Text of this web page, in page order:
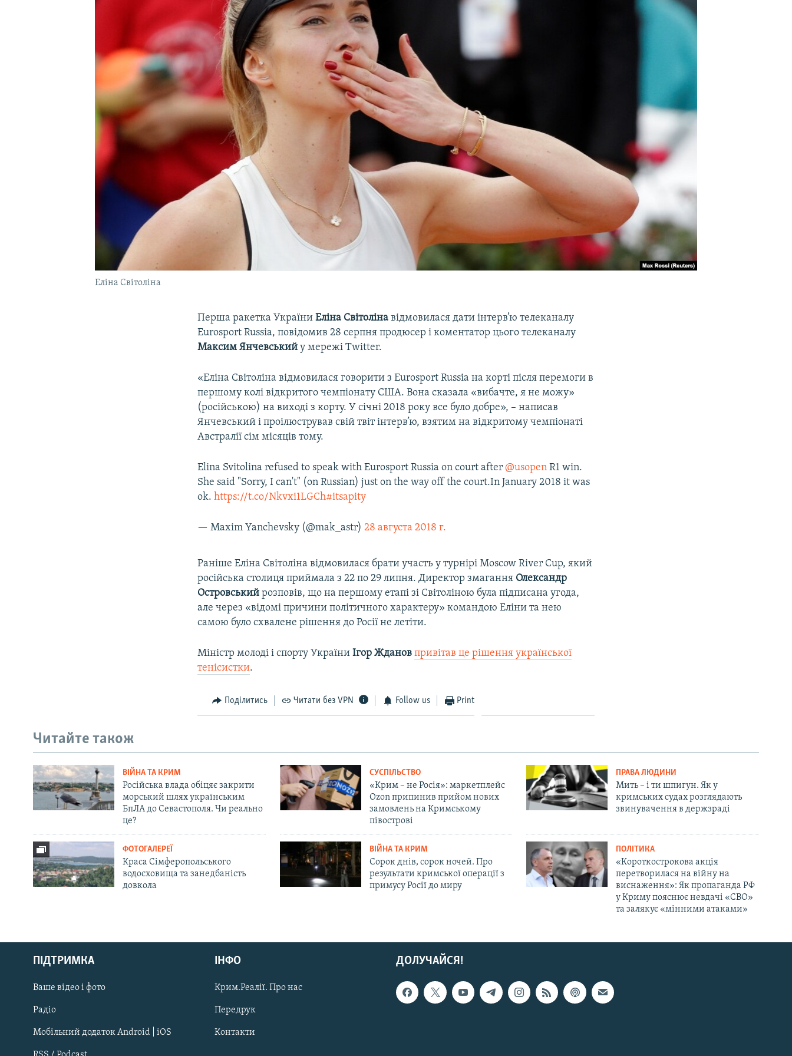
Русский
Qırımtatar
ДОЛУЧАЙСЯ!
Еліна Світоліна
Перша ракетка УкраїниЕліна Світоліна відмовилася дати інтерв’ю телеканалу
Eurosport Russia, повідомив 28 серпня продюсер і коментатор цього телеканалу
Максим Янчевський у мережі Twitter.
«Еліна Світоліна відмовилася говорити з Eurosport Russia на корті після перемоги в
першому колі відкритого чемпіонату США. Вона сказала «вибачте, я не можу»
(російською) на виході з корту. У січні 2018 року все було добре», – написав
Янчевський і проілюстрував свій твіт інтерв’ю, взятим на відкритому чемпіонаті
Австралії сім місяців тому.
Elina Svitolina refused to speak with Eurosport Russia on court after@usopen R1 win.
She said "Sorry, I can't" (on Russian) just on the way off the court.In January 2018 it was
ok.https://t.co/Nkvxi1LGCh#itsapity
— Maxim Yanchevsky (@mak_astr)28 августа 2018 г.
Раніше Еліна Світоліна відмовилася брати участь у турнірі Moscow River Cup, який
російська столиця приймала з 22 по 29 липня. Директор змагання Олександр
Островський розповів, що на першому етапі зі Світоліною була підписана угода,
але через «відомі причини політичного характеру» командою Еліни та нею
самою було схвалене рішення до Росії не летіти.
Міністр молоді і спорту УкраїниІгор Жданов привітав це рішення української
тенісистки.
Поділитись Читати без VPN Follow us Print
Читайте також
ВІЙНА ТА КРИМ
Російська влада обіцяє закрити
морський шлях українським
БпЛА до Севастополя. Чи реально
це?
СУСПІЛЬСТВО
«Крим – не Росія»: маркетплейс
Ozon припинив прийом нових
замовлень на Кримському
півострові
ПРАВА ЛЮДИНИ
Мить – і ти шпигун. Як у
кримських судах розглядають
звинувачення в держзраді
ФОТОГАЛЕРЕЇ
Краса Сімферопольського
водосховища та занедбаність
довкола
ВІЙНА ТА КРИМ
Сорок днів, сорок ночей. Про
результати кримської операції з
примусу Росії до миру
ПОЛІТИКА
«Короткострокова акція
перетворилася на війну на
виснаження»: Як пропаганда РФ
у Криму пояснює невдачі «СВО»
та залякує «мінними атаками»
ДОЛУЧАЙСЯ!
ПІДТРИМКА
Ваше відео і фото
Радіо
Мобільний додаток Android | iOS
ІНФО
Крим.Реалії. Про нас
Передрук
Контакти